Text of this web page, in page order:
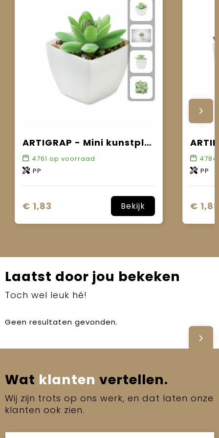
ARTIGRAP - Mini kunstplant
4761 op voorraad
PP
€ 1,83 Bekijk
4784
PP
€ 1,83
Laatst door jou bekeken
Toch wel leuk hé!
Geen resultaten gevonden.
Wat klanten vertellen.
Wij zijn trots op ons werk, en dat laten onze
klanten ook zien.